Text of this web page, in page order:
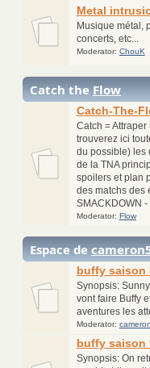
Metal
Musique métal,
concerts, etc...
Moderator: ChouK
Catch theFlow
Catch-The-
Catch =
trouverez ici
du possible) les
de la TNA
spoilers et plan
des matchs des
SMACKDOWN -
Moderator: Flow
Espace de
buffy saison
Synopsis:
vont faire Buffy
aventures les
Moderator:
buffy saison
Synopsis: On